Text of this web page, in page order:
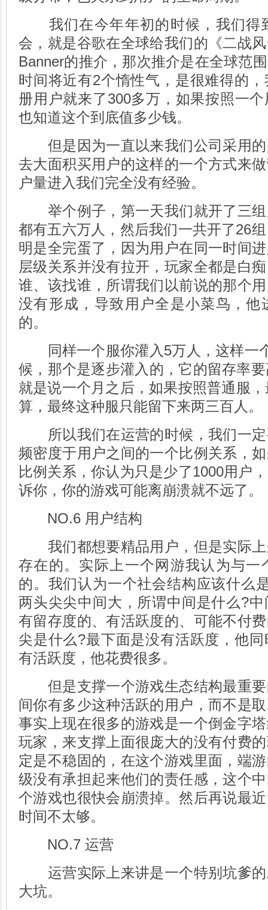
我们在今年年初的时候，我们得
会，就是谷歌在全球给我们的《二战
Banner的推介，那次推介是在全球范
时间将近有2个惰性气，是很难得的
册用户就来了300多万，如果按照一
也知道这个到底值多少钱。
但是因为一直以来我们公司采用的
去大面积买用户的这样的一个方式来
户量进入我们完全没有经验。
举个例子，第一天我们就开了三组
都有五六万人，然后我们一共开了26
明是全完蛋了，因为用户在同一时间
层级关系并没有拉开，玩家全都是白
谁、该找谁，所谓我们以前说的那个
没有形成，导致用户全是小菜鸟，他
的。
同样一个服你灌入5万人，这样一
候，那个是逐步灌入的，它的留存率
就是说一个月之后，如果按照普通服
算，最终这种服只能留下来两三百人。
所以我们在运营的时候，我们一定
频密度于用户之间的一个比例关系，
比例关系，你认为只是少了1000用户
诉你，你的游戏可能离崩溃就不远了。
NO.6 用户结构
我们都想要精品用户，但是实际上
存在的。实际上一个网游我认为与一
的。我们认为一个社会结构应该什么
两头尖尖中间大，所谓中间是什么?
有留存度的、有活跃度的、可能不付
尖是什么?最下面是没有活跃度，他
有活跃度，他花费很多。
但是支撑一个游戏生态结构最重要
间你有多少这种活跃的用户，而不是
事实上现在很多的游戏是一个倒金字
玩家，来支撑上面很庞大的没有付费
定是不稳固的，在这个游戏里面，端
级没有承担起来他们的责任感，这个
个游戏也很快会崩溃掉。然后再说最
时间不太够。
NO.7 运营
运营实际上来讲是一个特别坑爹的
大坑。